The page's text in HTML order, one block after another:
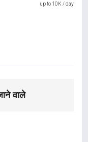
up to 10K / day
वाले